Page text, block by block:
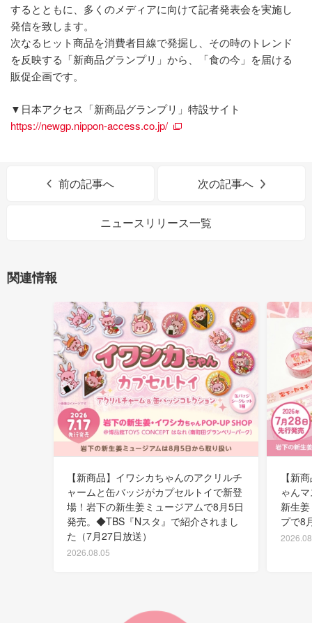
するとともに、多くのメディアに向けて記者発表会を実施し
発信を致します。
次なるヒット商品を消費者目線で発掘し、その時のトレンド
を反映する「新商品グランプリ」から、「食の今」を届ける
販促企画です。
▼日本アクセス「新商品グランプリ」特設サイト
https://newgp.nippon-access.co.jp/
前の記事へ 次の記事へ
ニュースリリース一覧
関連情報
【新商品】イワシカちゃんのアクリルチ
ャームと缶バッジがカプセルトイで新登
場！岩下の新生姜ミュージアムで8月5日
発売。◆TBS『Nスタ』で紹介されまし
た（7月27日放送）
2026.08.05
【新
ゃん
新生
プで8